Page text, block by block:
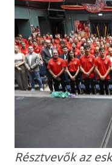
Résztvevők az